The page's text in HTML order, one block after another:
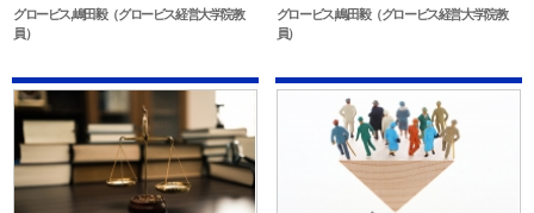
グロービス,嶋田毅（グロービス経営大学院教
員）
グロービス,嶋田毅（グロービス経営大学院教
員）